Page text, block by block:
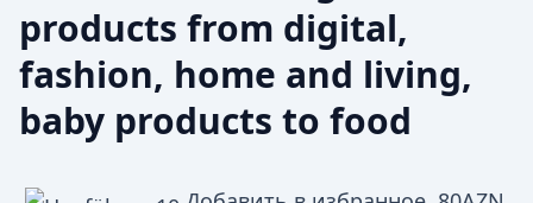
products from digital,
fashion, home and living,
baby products to food